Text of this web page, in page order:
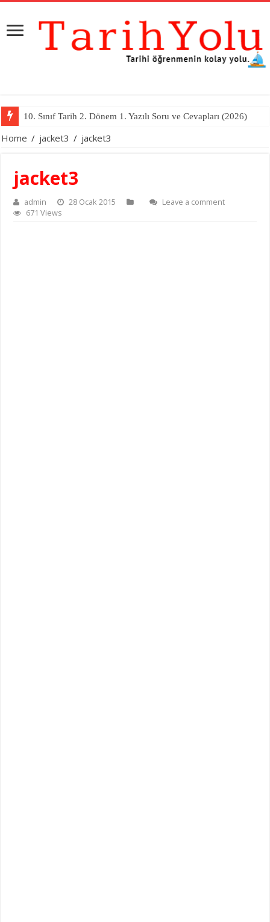
10. Sınıf Tarih 2. Dönem 1. Yazılı Soru ve Cevapları (2026)
Home / jacket3 / jacket3
jacket3
admin 28 Ocak 2015
Leave a comment
671 Views